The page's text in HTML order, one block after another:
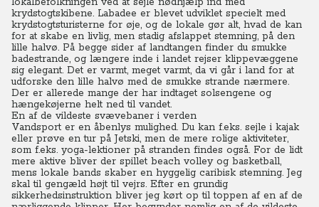
krydstogtskibene. Labadee er blevet udviklet specielt med
krydstogtsturisterne for øje, og de lokale gør alt, hvad de kan
for at skabe en livlig, men stadig afslappet stemning, på den
lille halvø. På begge sider af landtangen finder du smukke
badestrande, og længere inde i landet rejser klippevæggene
sig elegant. Det er varmt, meget varmt, da vi går i land for at
udforske den lille halvø med de smukke strande nærmere.
Der er allerede mange der har indtaget solsengene og
hængekøjerne helt ned til vandet.
En af de vildeste svævebaner i verden
Vandsport er en åbenlys mulighed. Du kan f.eks. sejle i kajak
eller prøve en tur på Jetski, men de mere rolige aktiviteter,
som f.eks. yoga-lektioner på stranden findes også. For de lidt
mere aktive bliver der spillet beach volley og basketball,
mens lokale bands skaber en hyggelig caribisk stemning. Jeg
skal til gengæld højt til vejrs. Efter en grundig
sikkerhedsinstruktion bliver jeg kørt op til toppen af en af de